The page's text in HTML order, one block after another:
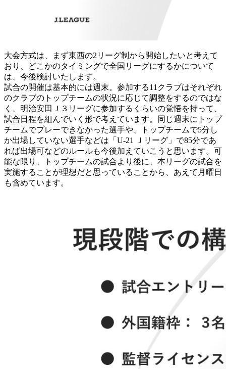
大会方式は、まず東西の2リーグ制から開始したいと考えて
おり、どこかのタイミングで全国リーグにするかについて
は、今後検討いたします。
試合の開催は基本的には週末。参加する11クラブはそれぞれ
のクラブのトップチームの状況に応じて調整をするのではな
く、明治安田Ｊ３リーグに参加するくらいの覚悟を持って、
試合日程を組んでいく形で考えています。同じ週末にトップ
チームでプレーできなかった選手や、トップチームで5分し
か出場していない選手などは「U-21 Ｊリーグ」で85分であ
れば出場可などのルールも今後加えていこうと思います。可
能な限り、トップチームの試合より後に、本リーグの試合を
実施することが理想だと思っていることから、あえて月曜日
も含めています。